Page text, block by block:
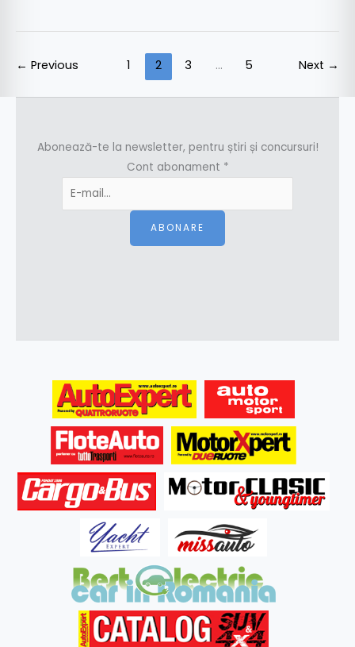
← Previous 1 2 3 … 5 Next →
Abonează-te la newsletter, pentru știri și concursuri!
Cont abonament *
ABONARE